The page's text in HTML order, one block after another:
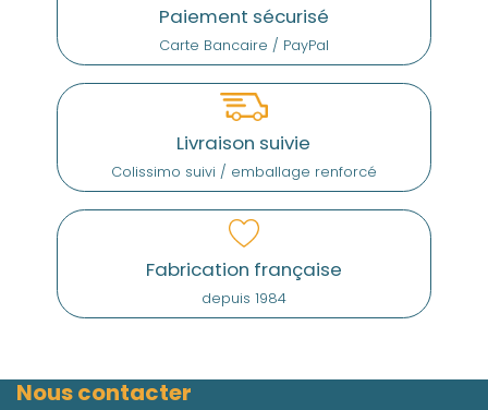
Paiement sécurisé
Carte Bancaire / PayPal
Livraison suivie
Colissimo suivi / emballage renforcé
Fabrication française
depuis 1984
Nous contacter